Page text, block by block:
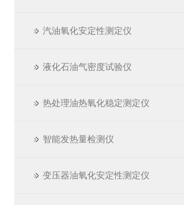
汽油氧化安定性测定仪
液化石油气密度试验仪
热处理油热氧化稳定测定仪
智能发热量检测仪
变压器油氧化安定性测定仪